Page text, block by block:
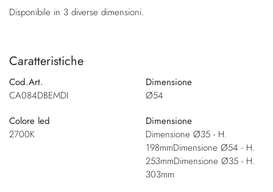
Disponibile in 3 diverse dimensioni.
Caratteristiche
Cod.Art.
CA084DBEMDI
Dimensione
Ø54
Colore led
2700K
Dimensione
Dimensione Ø35 - H.
198mmDimensione Ø54 - H.
253mmDimensione Ø35 - H.
303mm